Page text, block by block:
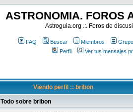
ASTRONOMIA. FOROS
Astroguia.org .:. Foros de
FAQ Buscar Miembros
Perfil
Ver tus mensajes
Viendo perfil :: bribon
Todo sobre bribon